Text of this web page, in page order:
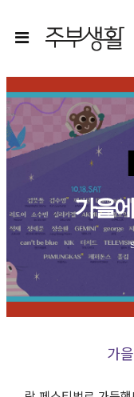
가을
가